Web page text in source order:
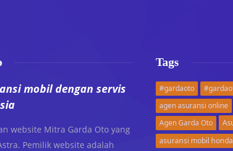
mobil dengan servis
website Mitra Garda Oto yang
Pemilik website adalah
Tags
#gardaoto
agen asuransi online
Agen Garda Oto
asuransi mobil honda